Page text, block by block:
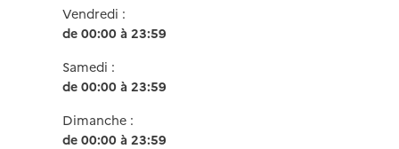
Vendredi :
de 00:00 à 23:59
Samedi :
de 00:00 à 23:59
Dimanche :
de 00:00 à 23:59